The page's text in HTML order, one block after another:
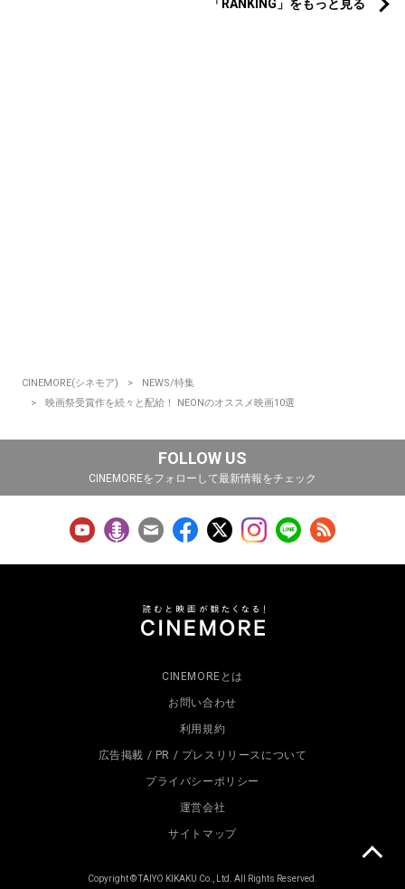
「RANKING」をもっと見る
CINEMORE(シネモア)
NEWS/特集
映画祭受賞作を続々と配給！ NEONのオススメ映画10選
FOLLOW US
CINEMOREをフォローして最新情報をチェック
CINEMOREとは
お問い合わせ
利用規約
広告掲載 / PR / プレスリリースについて
プライバシーポリシー
運営会社
サイトマップ
Copyright © TAIYO KIKAKU Co., Ltd. All Rights Reserved.